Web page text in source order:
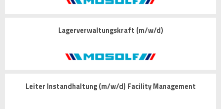
Lagerverwaltungskraft (m/w/d)
Leiter Instandhaltung (m/w/d) Facility Management